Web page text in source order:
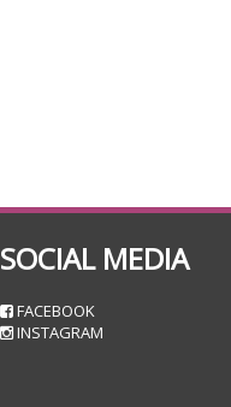
SOCIAL MEDIA
FACEBOOK
INSTAGRAM